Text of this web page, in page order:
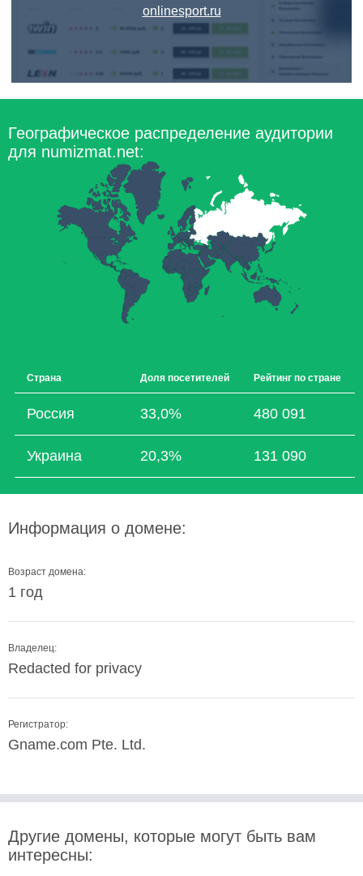
onlinesport.ru
Географическое распределение аудитории
для numizmat.net:
Страна Доля посетителей Рейтинг по стране
Россия 33,0% 480 091
Украина 20,3% 131 090
Информация о домене:
Возраст домена:
1 год
Владелец:
Redacted for privacy
Регистратор:
Gname.com Pte. Ltd.
Другие домены, которые могут быть вам
интересны: